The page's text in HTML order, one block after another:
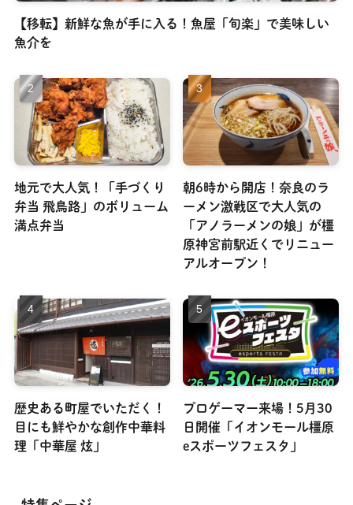
【移転】新鮮な魚が手に入る！魚屋「旬楽」で美味しい
魚介を
地元で大人気！「手づくり
弁当 飛鳥路」のボリューム
満点弁当
朝6時から開店！奈良のラ
ーメン激戦区で大人気の
「アノラーメンの娘」が橿
原神宮前駅近くでリニュー
アルオープン！
歴史ある町屋でいただく！
目にも鮮やかな創作中華料
理「中華屋 炫」
プロゲーマー来場！5月30
日開催「イオンモール橿原
eスポーツフェスタ」